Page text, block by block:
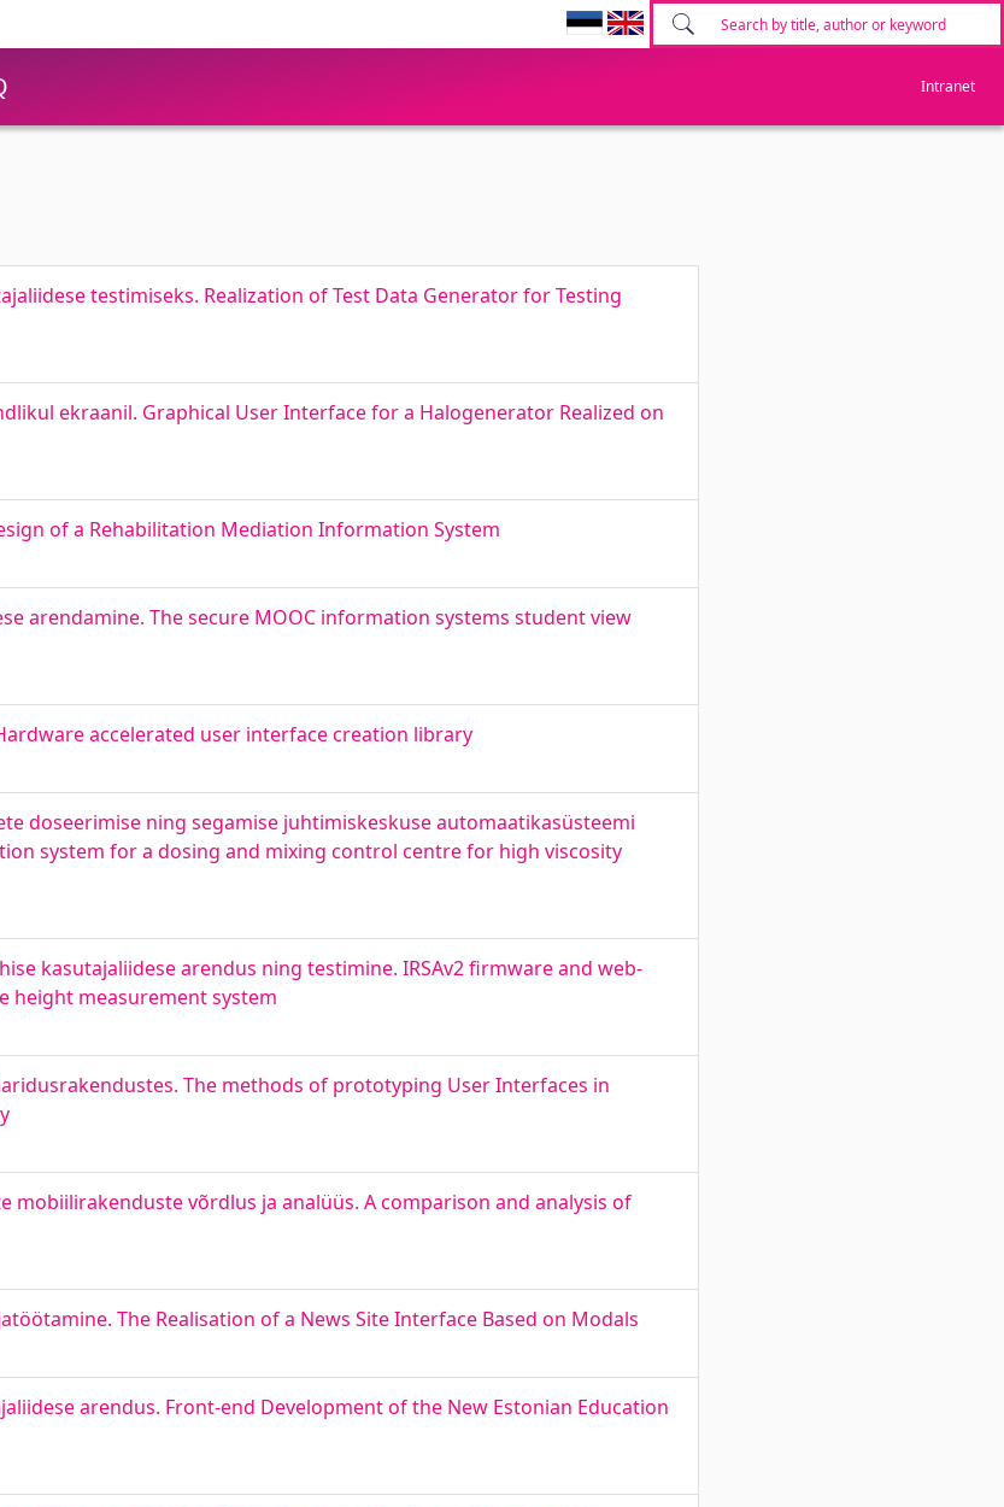
Intranet
testimiseks. Realization of Test Data Generator for Testing
ekraanil. Graphical User Interface for a Halogenerator Realized on
of a Rehabilitation Mediation Information System
arendamine. The secure MOOC information systems student view
accelerated user interface creation library
doseerimise ning segamise juhtimiskeskuse automaatikasüsteemi
system for a dosing and mixing control centre for high viscosity
kasutajaliidese arendus ning testimine. IRSAv2 firmware and web-
height measurement system
The methods of prototyping User Interfaces in
mobiilirakenduste võrdlus ja analüüs. A comparison and analysis of
The Realisation of a News Site Interface Based on Modals
arendus. Front-end Development of the New Estonian Education